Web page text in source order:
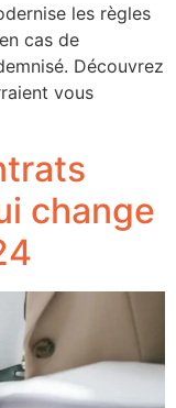
les règles
cas de
Découvrez
vous
change